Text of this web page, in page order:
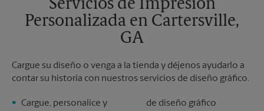
Servicios de Impresión
Personalizada en Cartersville,
GA
Cargue su diseño o venga a la tienda y déjenos ayudarlo a
contar su historia con nuestros servicios de diseño gráfico.
Cargue, personalice y
de diseño gráfico